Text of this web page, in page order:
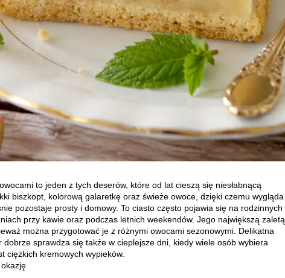
to jeden z tych deserów, które od lat cieszą się niesłabnącą
biszkopt, kolorową galaretkę oraz świeże owoce, dzięki czemu wygląda
pozostaje prosty i domowy. To ciasto często pojawia się na rodzinnych
przy kawie oraz podczas letnich weekendów. Jego największą zaletą
można przygotować je z różnymi owocami sezonowymi. Delikatna
sprawdza się także w cieplejsze dni, kiedy wiele osób wybiera
ciężkich kremowych wypieków.